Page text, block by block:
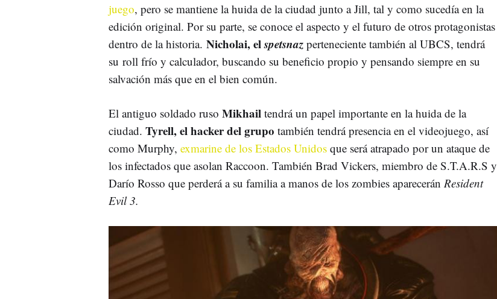
juego, pero se mantiene la huida de la ciudad junto a Jill, tal y como sucedía en la
edición original. Por su parte, se conoce el aspecto y el futuro de otros protagonistas
dentro de la historia. Nicholai, elspetsnaz perteneciente también al UBCS, tendrá
su roll frío y calculador, buscando su beneficio propio y pensando siempre en su
salvación más que en el bien común.
El antiguo soldado ruso Mikhail tendrá un papel importante en la huida de la
ciudad. Tyrell, el hacker del grupo también tendrá presencia en el videojuego, así
como Murphy, exmarine de los Estados Unidos que será atrapado por un ataque de
los infectados que asolan Raccoon. También Brad Vickers, miembro de S.T.A.R.S y
Darío Rosso que perderá a su familia a manos de los zombies aparecerán Resident
Evil 3.